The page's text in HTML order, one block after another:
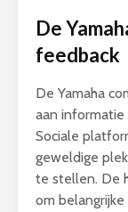
De
feedback
De Yamaha
aan informatie
Sociale
geweldige
te stellen. De
om